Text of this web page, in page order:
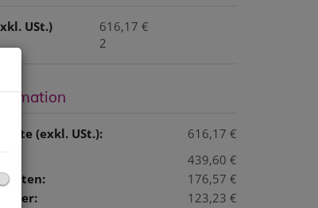
USt.)
616,17 €
2
(exkl. USt.):
616,17 €
439,60 €
176,57 €
123,23 €